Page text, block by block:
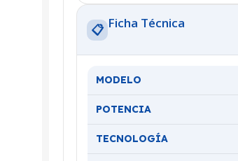
📋 Ficha Técnica
MODELO
POTENCIA
TECNOLOGÍA